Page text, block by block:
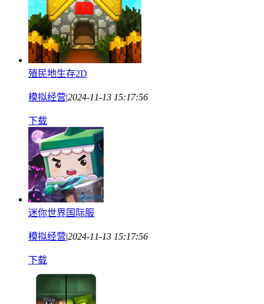
殖民地生存2D
模拟经营|2024-11-13 15:17:56
下载
迷你世界国际服
模拟经营|2024-11-13 15:17:56
下载